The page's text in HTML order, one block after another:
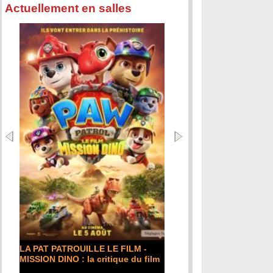
Actuellement en salles
LA PAT PATROUILLE LE FILM -
MISSION DINO : la critique du film